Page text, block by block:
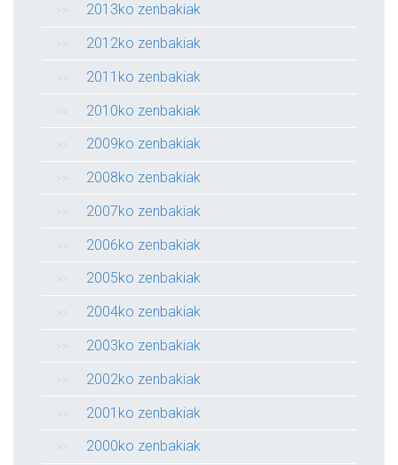
2013ko zenbakiak
2012ko zenbakiak
2011ko zenbakiak
2010ko zenbakiak
2009ko zenbakiak
2008ko zenbakiak
2007ko zenbakiak
2006ko zenbakiak
2005ko zenbakiak
2004ko zenbakiak
2003ko zenbakiak
2002ko zenbakiak
2001ko zenbakiak
2000ko zenbakiak